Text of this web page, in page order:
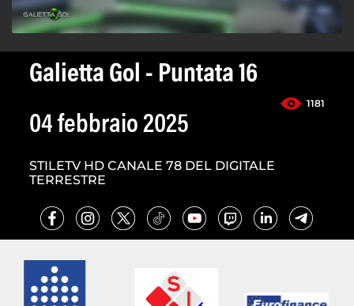
Galietta Gol - Puntata 16
1181
04 febbraio 2025
STILETV HD CANALE 78 DEL DIGITALE
TERRESTRE